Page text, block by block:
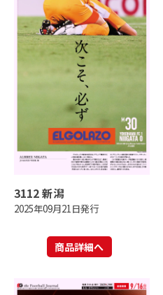
3112 新潟
2025年09月21日発行
商品詳細へ